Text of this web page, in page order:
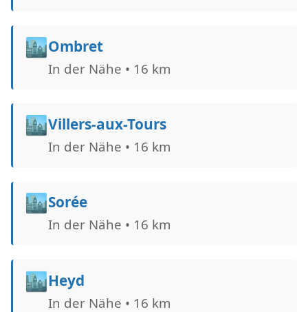
🏙️Ombret
In der Nähe • 16 km
🏙️Villers-aux-Tours
In der Nähe • 16 km
🏙️Sorée
In der Nähe • 16 km
🏙️Heyd
In der Nähe • 16 km